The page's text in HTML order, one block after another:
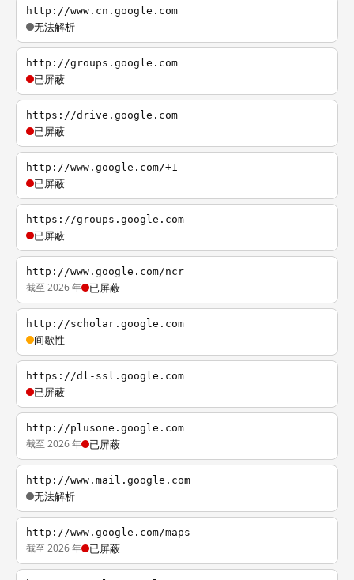
http://www.cn.google.com
无法解析
http://groups.google.com
已屏蔽
https://drive.google.com
已屏蔽
http://www.google.com/+1
已屏蔽
https://groups.google.com
已屏蔽
http://www.google.com/ncr
截至 2026 年 已屏蔽
http://scholar.google.com
间歇性
https://dl-ssl.google.com
已屏蔽
http://plusone.google.com
截至 2026 年 已屏蔽
http://www.mail.google.com
无法解析
http://www.google.com/maps
截至 2026 年 已屏蔽